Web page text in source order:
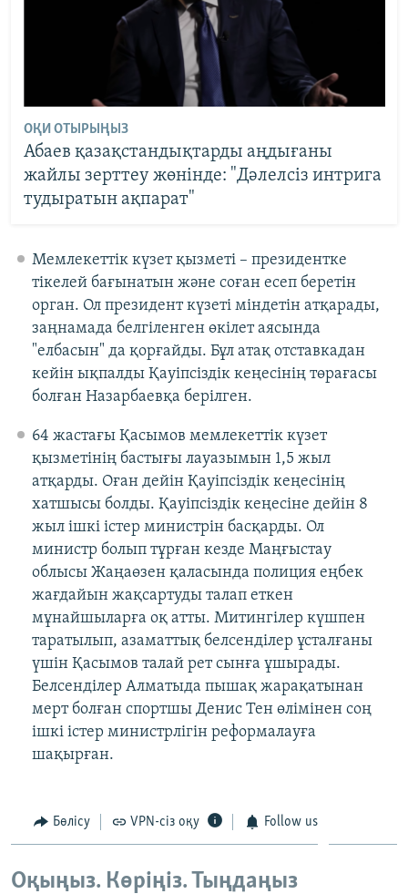
ОҚИ ОТЫРЫҢЫЗ
Абаев қазақстандықтарды аңдығаны
жайлы зерттеу жөнінде: "Дәлелсіз интрига
тудыратын ақпарат"
Мемлекеттік күзет қызметі – президентке
тікелей бағынатын және соған есеп беретін
орган. Ол президент күзеті міндетін атқарады,
заңнамада белгіленген өкілет аясында
"елбасын" да қорғайды. Бұл атақ отставкадан
кейін ықпалды Қауіпсіздік кеңесінің төрағасы
болған Назарбаевқа берілген.
64 жастағы Қасымов мемлекеттік күзет
қызметінің бастығы лауазымын 1,5 жыл
атқарды. Оған дейін Қауіпсіздік кеңесінің
хатшысы болды. Қауіпсіздік кеңесіне дейін 8
жыл ішкі істер министрін басқарды. Ол
министр болып тұрған кезде Маңғыстау
облысы Жаңаөзен қаласында полиция еңбек
жағдайын жақсартуды талап еткен
мұнайшыларға оқ атты. Митингілер күшпен
таратылып, азаматтық белсенділер ұсталғаны
үшін Қасымов талай рет сынға ұшырады.
Белсенділер Алматыда пышақ жарақатынан
мерт болған спортшы Денис Тен өлімінен соң
ішкі істер министрлігін реформалауға
шақырған.
Бөлісу VPN-сіз оқу Follow us
Оқыңыз. Көріңіз. Тыңдаңыз